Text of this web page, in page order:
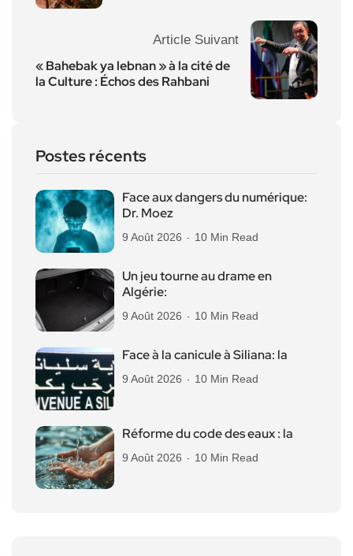
Article Suivant
« Bahebak ya lebnan » à la cité de
la Culture : Échos des Rahbani
Postes récents
Face aux dangers du numérique:
Dr. Moez
9 Août 2026 10 Min Read
Un jeu tourne au drame en
Algérie:
9 Août 2026 10 Min Read
Face à la canicule à Siliana: la
9 Août 2026 10 Min Read
Réforme du code des eaux : la
9 Août 2026 10 Min Read